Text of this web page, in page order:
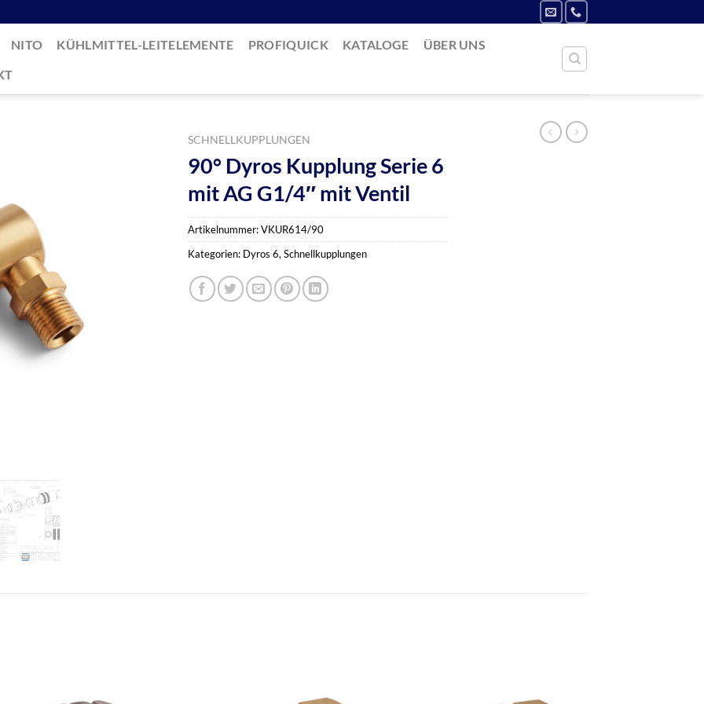
NITO KÜHLMITTEL-LEITELEMENTE PROFIQUICK KATALOGE
ÜBER UNS
SCHNELLKUPPLUNGEN
90° Dyros Kupplung Serie 6
mit AG G1/4″ mit Ventil
Artikelnummer:VKUR614/90
Kategorien: Dyros 6,Schnellkupplungen